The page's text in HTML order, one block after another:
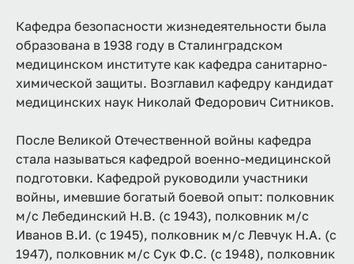
Кафедра безопасности жизнедеятельности была
образована в 1938 году в Сталинградском
медицинском институте как кафедра санитарно-
химической защиты. Возглавил кафедру кандидат
медицинских наук Николай Федорович Ситников.
После Великой Отечественной войны кафедра
стала называться кафедрой военно-медицинской
подготовки. Кафедрой руководили участники
войны, имевшие богатый боевой опыт: полковник
м/с Лебединский Н.В. (с 1943), полковник м/с
Иванов В.И. (с 1945), полковник м/с Левчук Н.А. (с
1947), полковник м/с Сук Ф.С. (с 1948), полковник